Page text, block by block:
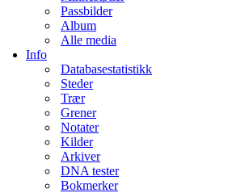
Passbilder
Album
Alle media
Info
Databasestatistikk
Steder
Trær
Grener
Notater
Kilder
Arkiver
DNA tester
Bokmerker